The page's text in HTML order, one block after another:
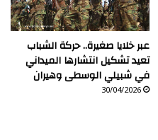
عبر خلايا صغيرة.. حركة الشباب
تعيد تشكيل انتشارها الميداني
في شبيلي الوسطى وهيران
30/04/2026